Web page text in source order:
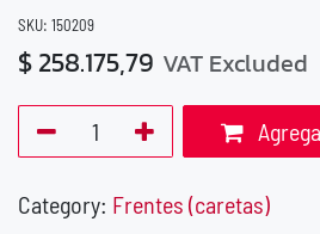
SKU: 150209
$258.175,79 VAT Excluded
Category: Frentes (caretas)